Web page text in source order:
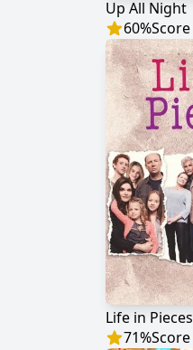
Up All Night
60%Score
Life in Pieces
71%Score